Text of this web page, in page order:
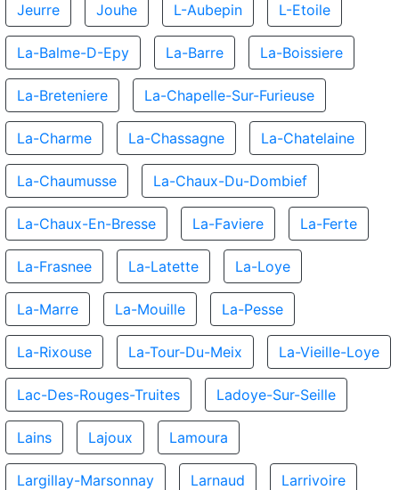
Jeurre Jouhe L-Aubepin L-Etoile
La-Balme-D-Epy La-Barre La-Boissiere
La-Breteniere La-Chapelle-Sur-Furieuse
La-Charme La-Chassagne La-Chatelaine
La-Chaumusse La-Chaux-Du-Dombief
La-Chaux-En-Bresse La-Faviere La-Ferte
La-Frasnee La-Latette La-Loye
La-Marre La-Mouille La-Pesse
La-Rixouse La-Tour-Du-Meix La-Vieille-Loye
Lac-Des-Rouges-Truites Ladoye-Sur-Seille
Lains Lajoux Lamoura
Largillay-Marsonnay Larnaud Larrivoire